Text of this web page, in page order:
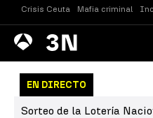
Crisis Ceuta Mafia criminal
Antena
3 Noticias
EN DIRECTO
Sorteo de la Lotería